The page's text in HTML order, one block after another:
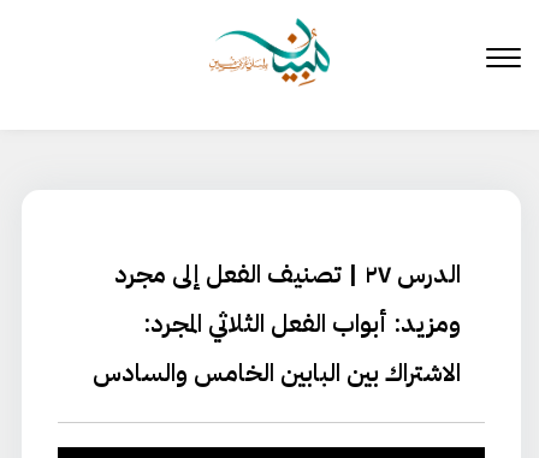
المحتوى
الدرس ٢٧ | تصنيف الفعل إلى مجرد
ومزيد: أبواب الفعل الثلاثي المجرد:
الاشتراك بين البابين الخامس والسادس